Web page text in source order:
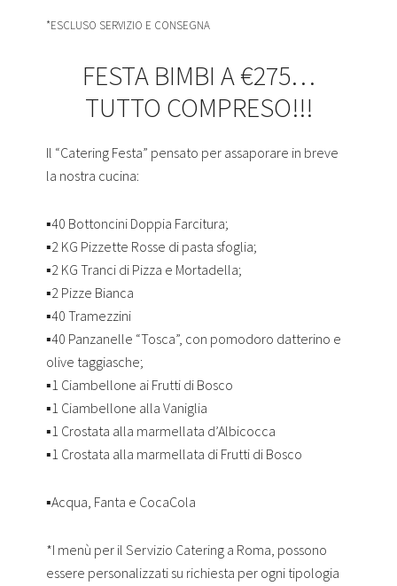
*ESCLUSO SERVIZIO E CONSEGNA
FESTA BIMBI A €275…
TUTTO COMPRESO!!!
Il “Catering Festa” pensato per assaporare in breve
la nostra cucina:
▪️40 Bottoncini Doppia Farcitura;
▪️2 KG Pizzette Rosse di pasta sfoglia;
▪️2 KG Tranci di Pizza e Mortadella;
▪️2 Pizze Bianca
▪️40 Tramezzini
▪️40 Panzanelle “Tosca”, con pomodoro datterino e
olive taggiasche;
▪️1 Ciambellone ai Frutti di Bosco
▪️1 Ciambellone alla Vaniglia
▪️1 Crostata alla marmellata d’Albicocca
▪️1 Crostata alla marmellata di Frutti di Bosco
▪️Acqua, Fanta e CocaCola
*I menù per il Servizio Catering a Roma, possono
essere personalizzati su richiesta per ogni tipologia